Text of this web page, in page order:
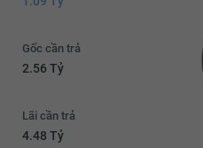
Đèn ốp trần phòng khách
Đèn ốp trần nhà tắm
Đèn ốp trần ban công
Gốc cần trả
2.56 Tỷ
Lãi cần trả
4.48 Tỷ